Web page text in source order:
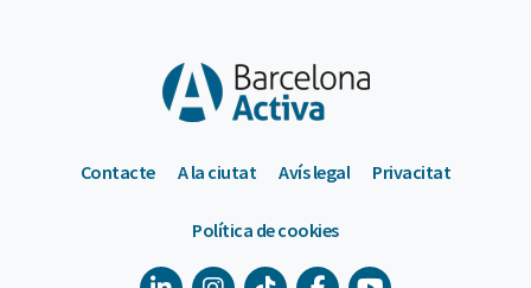
Contacte A la ciutat Avís legal Privacitat
Política de cookies